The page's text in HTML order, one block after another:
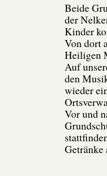
Beide
der
Kinder
Von dort
Heiligen
Auf
den
wieder
Vor und
Getränke